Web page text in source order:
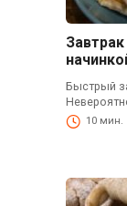
Быстрый
10 мин.